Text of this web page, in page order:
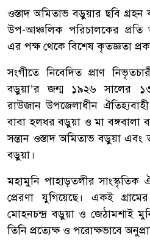
ওস্তাদ অমিতাভ বড়ুয়ার ছবি
উপ-আঞ্চলিক পরিচালকের প্রতি
এর পক্ষ থেকে বিশেষ কৃতজ্ঞতা
সংগীতে নিবেদিত প্রাণ
বড়ুয়া’র জন্ম ১৯২৬ সালের ১৩
রাউজান উপজেলাধীন
বাবা হলধর বড়ুয়া ও মা বঙ্গবালা
সন্তান ওস্তাদ অমিতাভ বড়ুয়া এবং
বড়ুয়া।
মহামুনি পাহাড়তলীর সাংস্কৃতিক
প্রেরণা যুগিয়েছে। একই
মোহনচন্দ্র বড়ুয়া ও জেঠামশাই
তিনি প্রত্যেক্ষ ও পরোক্ষভাবে